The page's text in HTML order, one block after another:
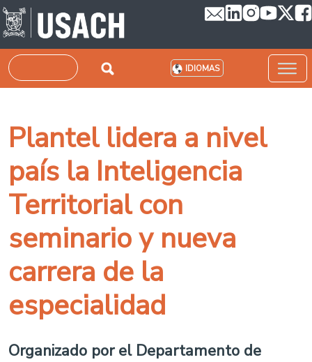
Pasar al contenido principal
Buscar IDIOMAS
Plantel lidera a nivel
país la Inteligencia
Territorial con
seminario y nueva
carrera de la
especialidad
Organizado por el Departamento de